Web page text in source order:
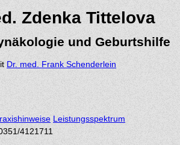
Zdenka Tittelova
und Geburtshilfe
Dr. med. Frank Schenderlein
Leistungsspektrum
4121711